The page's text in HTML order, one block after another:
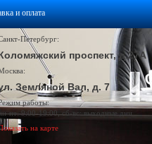
и оплата
Петербург:
проспект, д.27А
Земляной Вал, д. 7
работы:
пт: 9:00-19:00, сб-вс: выходные дни
на карте